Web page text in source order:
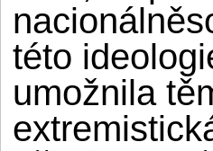
této
umožnila